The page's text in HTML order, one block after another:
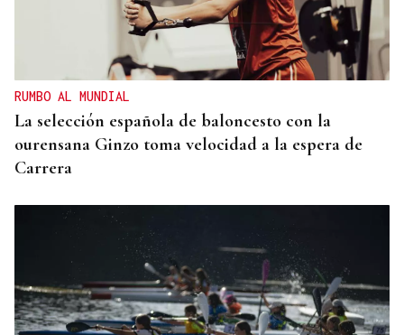
RUMBO AL MUNDIAL
La selección española de baloncesto con la
ourensana Ginzo toma velocidad a la espera de
Carrera